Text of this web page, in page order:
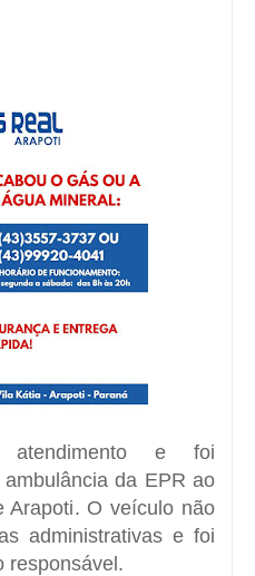
e foi
da EPR ao
Arapoti. O veículo não
administrativas e foi
responsável.